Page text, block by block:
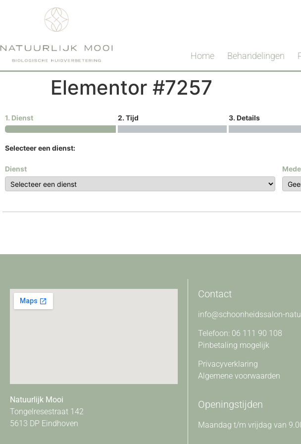
Home Behandelingen
Elementor #7257
1. Dienst 2. Tijd 3. Details
Selecteer een dienst:
Dienst
Natuurlijk Mooi
Tongelresestraat 142
5613 DP Eindhoven
Contact
info@schoonheidssalon-
Telefoon: 06 111 90 108
Pinbetaling mogelijk
Privacyverklaring
Algemene voorwaarden
Openingstijden
Maandag t/m vrijdag van